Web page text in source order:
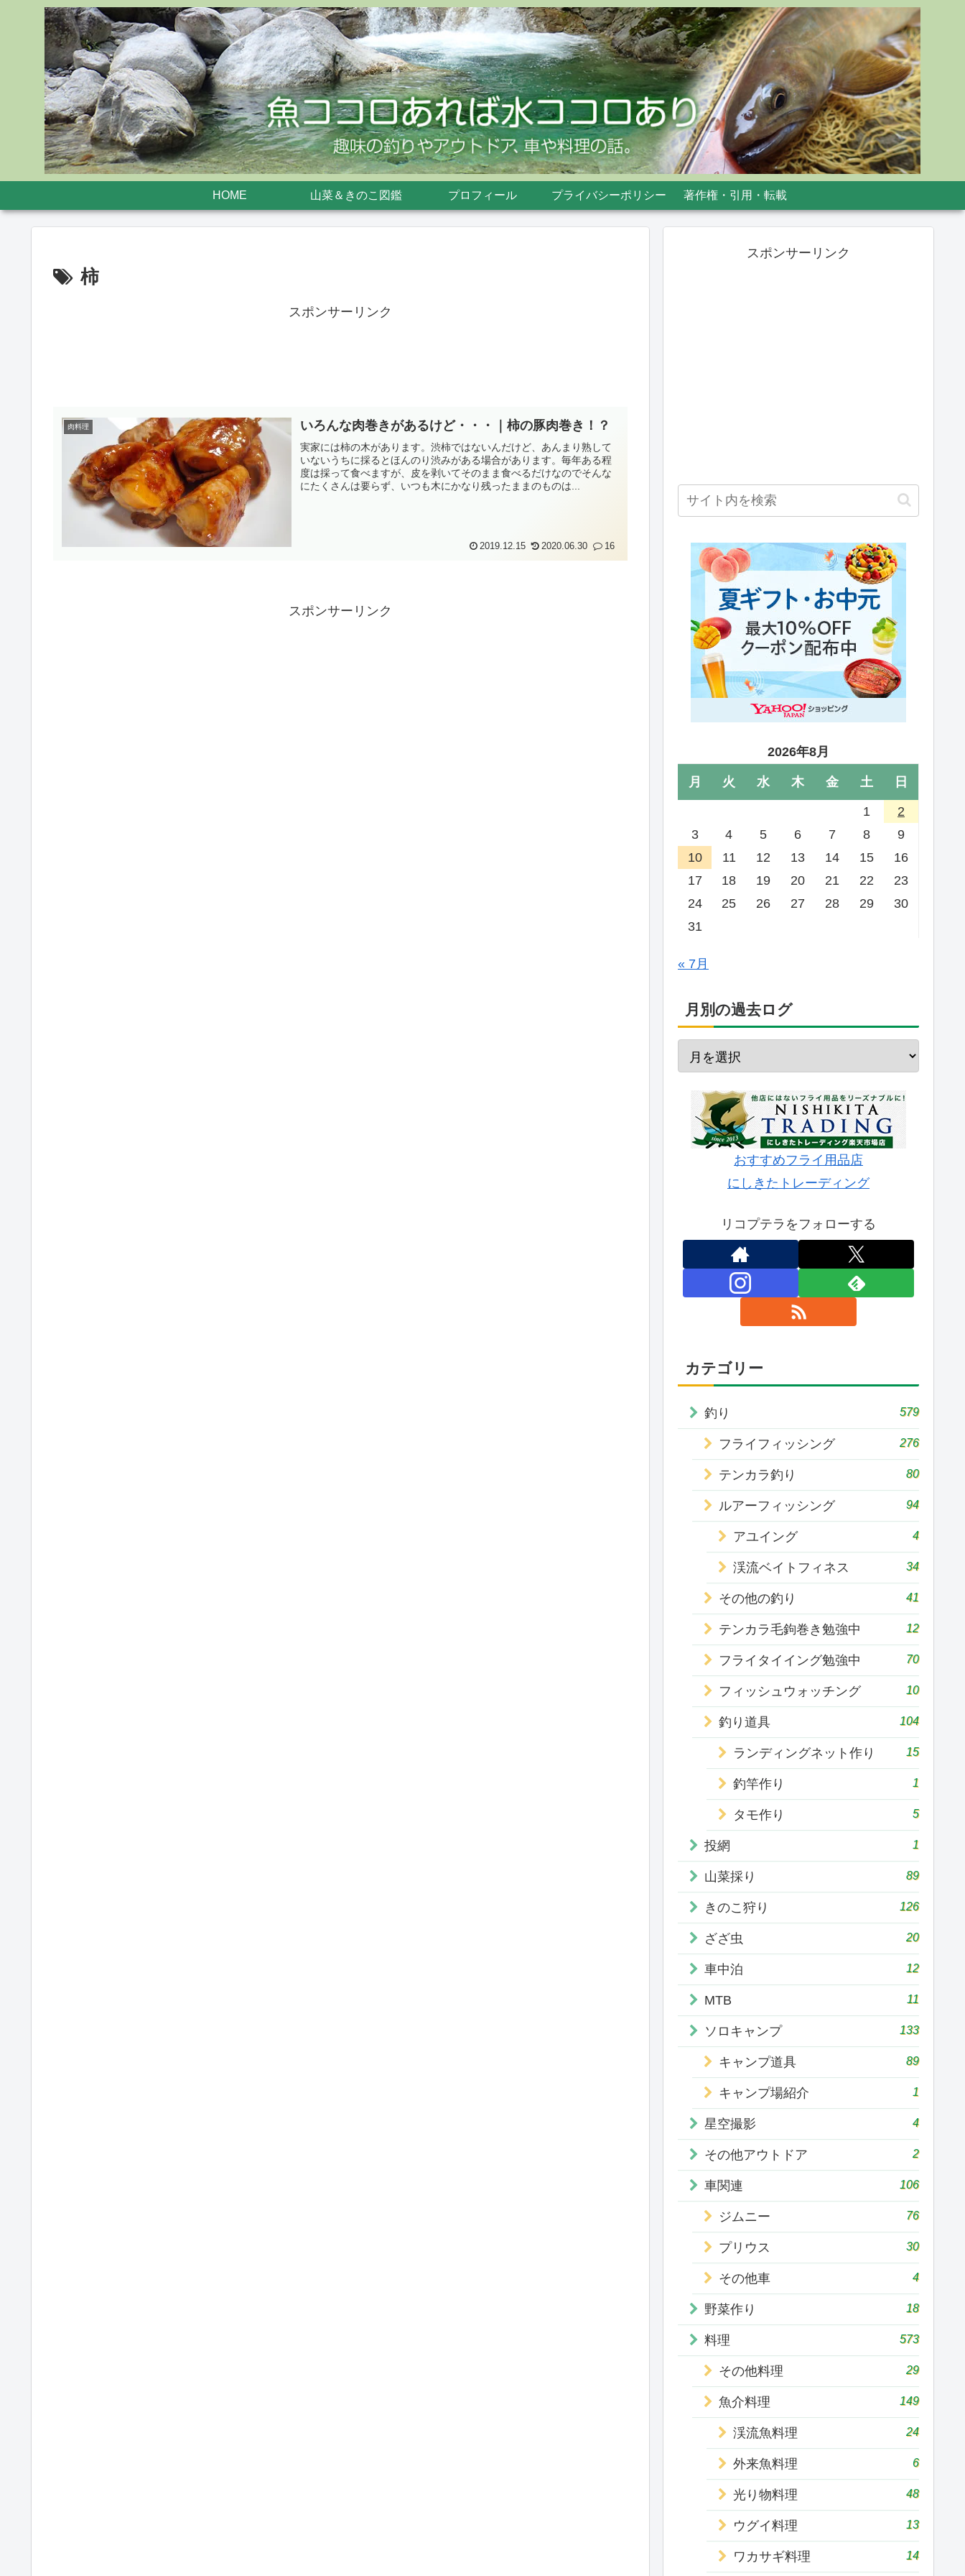
HOME 山菜＆きのこ図鑑 プロフィール プライバシーポリシー 著作権・引用・転載
柿
スポンサーリンク
肉料理 いろんな肉巻きがあるけど・・・｜柿の豚肉巻き！？
実家には柿の木があります。渋柿ではないんだけど、あんまり熟して
いないうちに採るとほんのり渋みがある場合があります。毎年ある程
度は採って食べますが、皮を剥いてそのまま食べるだけなのでそんな
にたくさんは要らず、いつも木にかなり残ったままのものは...
2019.12.15 2020.06.30 16
スポンサーリンク
スポンサーリンク
2026年8月
月 火 水 木 金 土 日
1
2
3
4 5 6 7 8
9
10
11 12 13 14 15
16
17
18 19 20 21 22
23
24
25 26 27 28 29
30
31
« 7月
月別の過去ログ
おすすめフライ用品店
にしきたトレーディング
リコプテラをフォローする
カテゴリー
釣り 579
フライフィッシング 276
テンカラ釣り 80
ルアーフィッシング 94
アユイング 4
渓流ベイトフィネス 34
その他の釣り 41
テンカラ毛鉤巻き勉強中 12
フライタイイング勉強中 70
フィッシュウォッチング 10
釣り道具 104
ランディングネット作り 15
釣竿作り 1
タモ作り 5
投網 1
山菜採り 89
きのこ狩り 126
ざざ虫 20
車中泊 12
MTB 11
ソロキャンプ 133
キャンプ道具 89
キャンプ場紹介 1
星空撮影 4
その他アウトドア 2
車関連 106
ジムニー 76
プリウス 30
その他車 4
野菜作り 18
料理 573
その他料理 29
魚介料理 149
渓流魚料理 24
外来魚料理 6
光り物料理 48
ウグイ料理 13
ワカサギ料理 14